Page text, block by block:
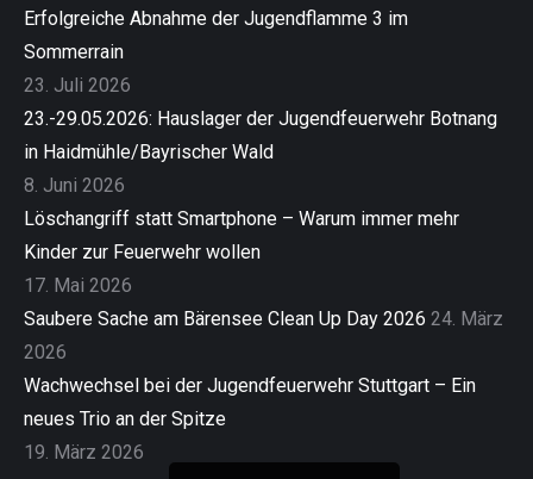
Erfolgreiche Abnahme der Jugendflamme 3 im
Sommerrain
23. Juli 2026
23.-29.05.2026: Hauslager der Jugendfeuerwehr Botnang
in Haidmühle/Bayrischer Wald
8. Juni 2026
Löschangriff statt Smartphone – Warum immer mehr
Kinder zur Feuerwehr wollen
17. Mai 2026
Saubere Sache am Bärensee Clean Up Day 2026 24. März
2026
Wachwechsel bei der Jugendfeuerwehr Stuttgart – Ein
neues Trio an der Spitze
19. März 2026